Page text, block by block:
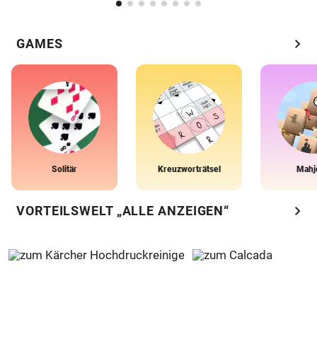
GAMES chevron_right
Solitär Kreuzworträtsel
VORTEILSWELT „ALLE ANZEIGEN“ chevron_right